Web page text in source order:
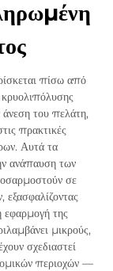
πίσω από
άνεση του πελάτη,
πρακτικές
Αυτά τα
ανάπαυση των
σε
εφαρμογή της
μικρούς,
σχεδιαστεί
περιοχών —